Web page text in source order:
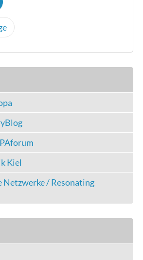
Kiel
Netzwerke / Resonating